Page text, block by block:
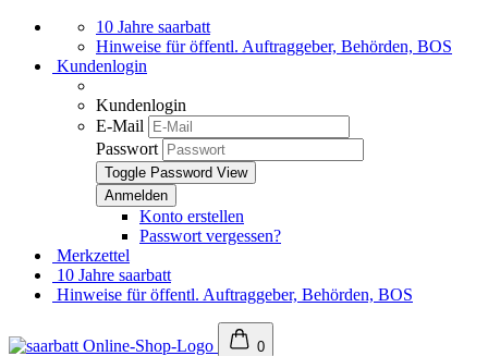
10 Jahre saarbatt
Hinweise für öffentl. Auftraggeber, Behörden, BOS
Kundenlogin
Kundenlogin
E-Mail
Passwort
Toggle Password View
Konto erstellen
Passwort vergessen?
Merkzettel
10 Jahre saarbatt
Hinweise für öffentl. Auftraggeber, Behörden, BOS
0